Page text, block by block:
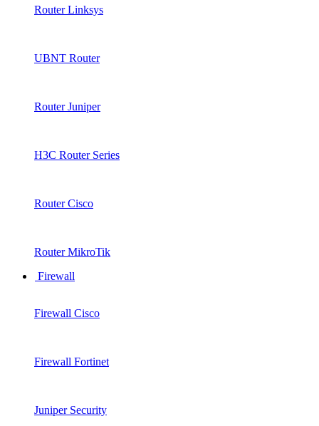
Router Linksys
UBNT Router
Router Juniper
H3C Router Series
Router Cisco
Router MikroTik
Firewall
Firewall Cisco
Firewall Fortinet
Juniper Security